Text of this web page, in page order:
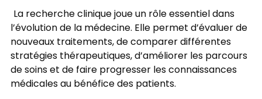
La recherche clinique joue un rôle essentiel dans
l’évolution de la médecine. Elle permet d’évaluer de
nouveaux traitements, de comparer différentes
stratégies thérapeutiques, d’améliorer les parcours
de soins et de faire progresser les connaissances
médicales au bénéfice des patients.